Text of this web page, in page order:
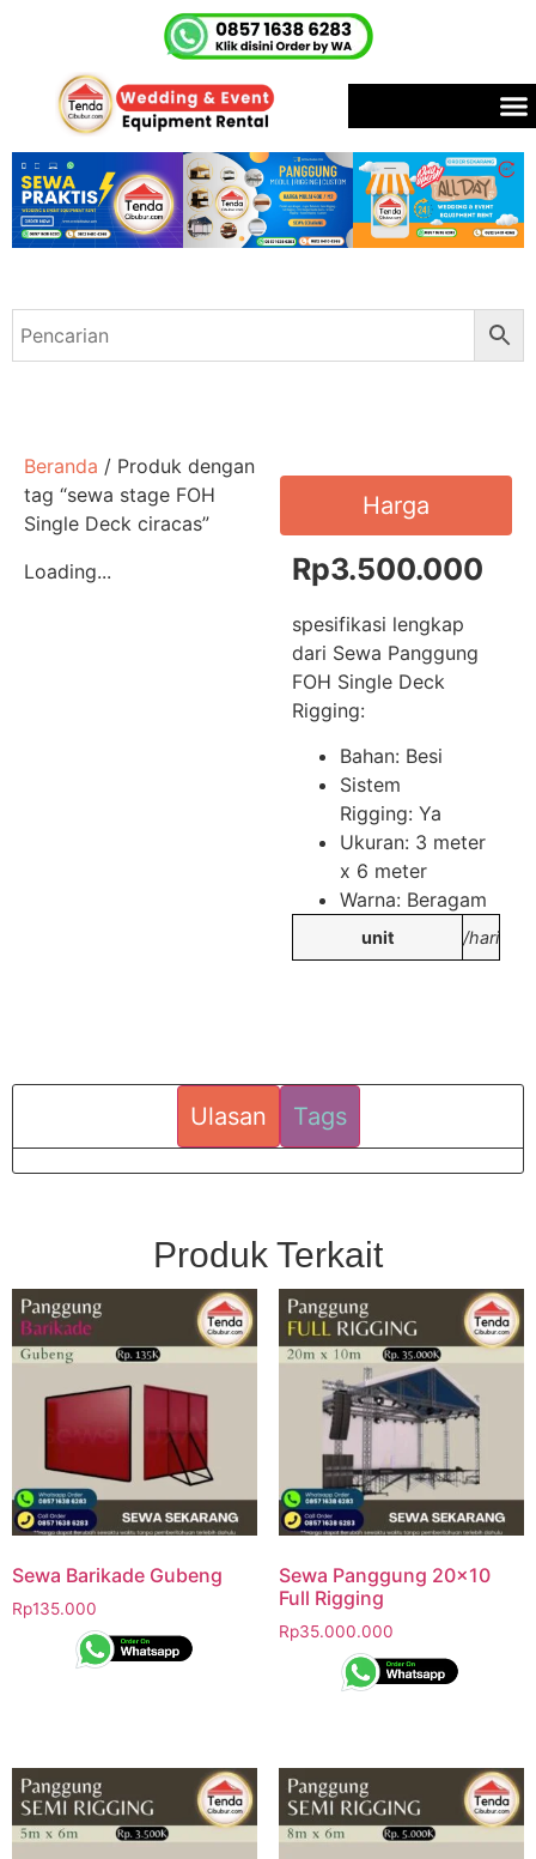
Beranda / Produk dengan
tag “sewa stage FOH
Single Deck ciracas”
Loading...
Harga
Rp3.500.000
spesifikasi lengkap
dari Sewa Panggung
FOH Single Deck
Rigging:
Bahan: Besi
Sistem
Rigging: Ya
Ukuran: 3 meter
x 6 meter
Warna: Beragam
unit /hari
Ulasan Tags
Produk Terkait
Sewa Barikade Gubeng
Rp135.000
Sewa Panggung 20×10
Full Rigging
Rp35.000.000